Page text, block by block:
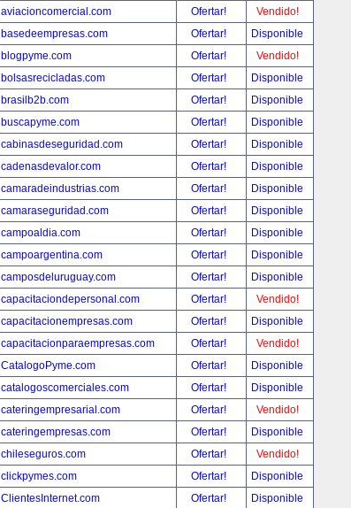
aviacioncomercial.com
Ofertar!
Vendido!
basedeempresas.com
Ofertar!
Disponible
blogpyme.com
Ofertar!
Vendido!
bolsasrecicladas.com
Ofertar!
Disponible
brasilb2b.com
Ofertar!
Disponible
buscapyme.com
Ofertar!
Disponible
cabinasdeseguridad.com
Ofertar!
Disponible
cadenasdevalor.com
Ofertar!
Disponible
camaradeindustrias.com
Ofertar!
Disponible
camaraseguridad.com
Ofertar!
Disponible
campoaldia.com
Ofertar!
Disponible
campoargentina.com
Ofertar!
Disponible
camposdeluruguay.com
Ofertar!
Disponible
capacitaciondepersonal.com
Ofertar!
Vendido!
capacitacionempresas.com
Ofertar!
Disponible
capacitacionparaempresas.com
Ofertar!
Vendido!
CatalogoPyme.com
Ofertar!
Disponible
catalogoscomerciales.com
Ofertar!
Disponible
cateringempresarial.com
Ofertar!
Vendido!
cateringempresas.com
Ofertar!
Disponible
chileseguros.com
Ofertar!
Vendido!
clickpymes.com
Ofertar!
Disponible
ClientesInternet.com
Ofertar!
Disponible